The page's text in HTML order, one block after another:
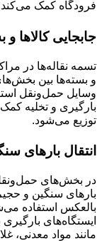
فرودگاه کمک
جابجایی کالاها و
تسمه نقاله‌ها در
و بسته‌ها بین
وسایل حمل‌ونقل
بارگیری و تخلیه
توزیع می‌شود.
انتقال بارهای
در بخش‌های حمل‌ونقل
بارهای سنگین و حجیم
بالعکس استفاده
ایستگاه‌های
مانند مواد معدنی،